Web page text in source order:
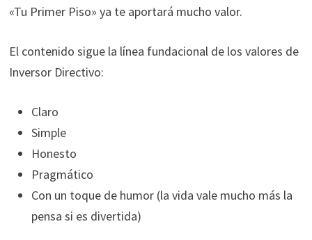
«Tu Primer Piso» ya te aportará mucho valor.
El contenido sigue la línea fundacional de los valores de
Inversor Directivo:
Claro
Simple
Honesto
Pragmático
Con un toque de humor (la vida vale mucho más la
pensa si es divertida)